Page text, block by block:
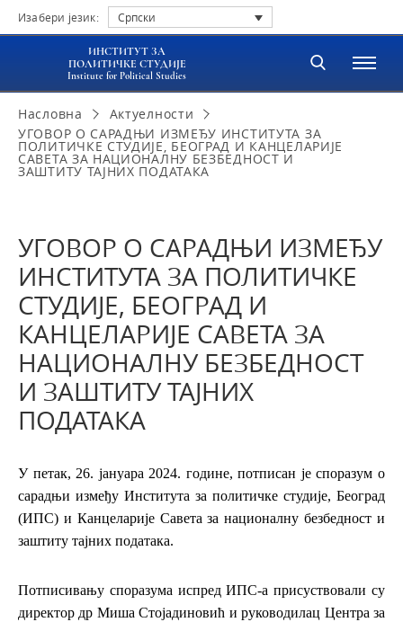
Изабери језик: Српски
ИНСТИТУТ ЗА
ПОЛИТИЧКЕ СТУДИЈЕ
Institute for Political Studies
Насловна
Актуелности
УГОВОР О САРАДЊИ ИЗМЕЂУ ИНСТИТУТА ЗА
ПОЛИТИЧКЕ СТУДИЈЕ, БЕОГРАД И КАНЦЕЛАРИЈЕ
САВЕТА ЗА НАЦИОНАЛНУ БЕЗБЕДНОСТ И
ЗАШТИТУ ТАЈНИХ ПОДАТАКА
УГОВОР О САРАДЊИ ИЗМЕЂУ
ИНСТИТУТА ЗА ПОЛИТИЧКЕ
СТУДИЈЕ, БЕОГРАД И
КАНЦЕЛАРИЈЕ САВЕТА ЗА
НАЦИОНАЛНУ БЕЗБЕДНОСТ
И ЗАШТИТУ ТАЈНИХ
ПОДАТАКА
У петак, 26. јануара 2024. године, потписан је споразум о
сарадњи између Института за политичке студије, Београд
(ИПС) и Канцеларије Савета за националну безбедност и
заштиту тајних података.
Потписивању споразума испред ИПС-а присуствовали су
директор др Миша Стојадиновић и руководилац Центра за